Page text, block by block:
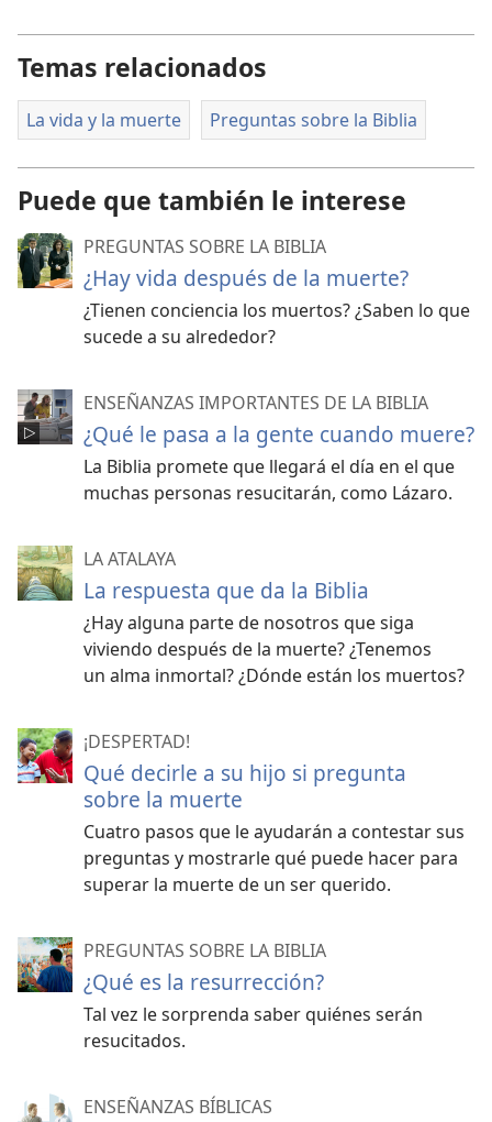
Temas relacionados
La vida y la muerte Preguntas sobre la Biblia
Puede que también le interese
PREGUNTAS SOBRE LA BIBLIA
¿Hay vida después de la muerte?
¿Tienen conciencia los muertos? ¿Saben lo que
sucede a su alrededor?
ENSEÑANZAS IMPORTANTES DE LA BIBLIA
¿Qué le pasa a la gente cuando muere?
La Biblia promete que llegará el día en el que
muchas personas resucitarán, como Lázaro.
LA ATALAYA
La respuesta que da la Biblia
¿Hay alguna parte de nosotros que siga
viviendo después de la muerte? ¿Tenemos
un alma inmortal? ¿Dónde están los muertos?
¡DESPERTAD!
Qué decirle a su hijo si pregunta
sobre la muerte
Cuatro pasos que le ayudarán a contestar sus
preguntas y mostrarle qué puede hacer para
superar la muerte de un ser querido.
PREGUNTAS SOBRE LA BIBLIA
¿Qué es la resurrección?
Tal vez le sorprenda saber quiénes serán
resucitados.
ENSEÑANZAS BÍBLICAS